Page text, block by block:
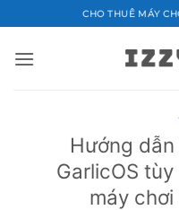
qua
nội
CHO THUÊ MÁY
Hướng
GarlicOS
máy chơi